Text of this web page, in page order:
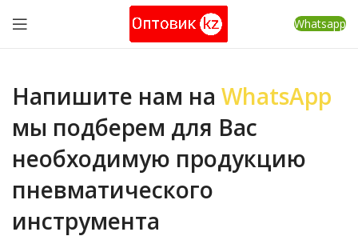
Whatsapp
Напишите нам на WhatsApp
мы подберем для Вас
необходимую продукцию
пневматического
инструмента